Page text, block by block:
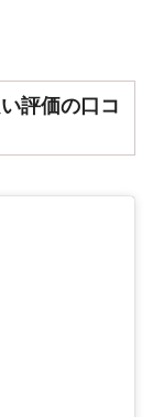
評価の口コ